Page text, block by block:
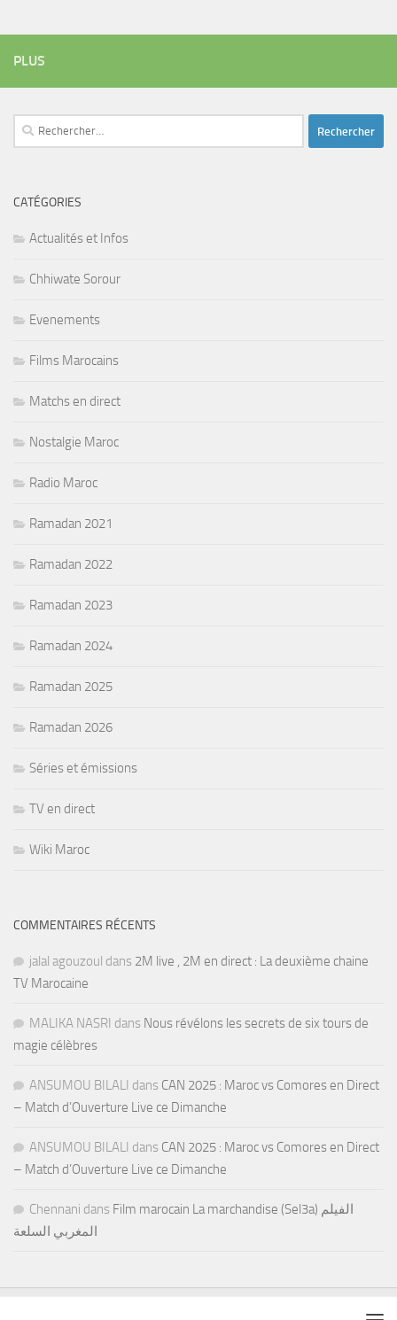
PLUS
Rechercher :
CATÉGORIES
Actualités et Infos
Chhiwate Sorour
Evenements
Films Marocains
Matchs en direct
Nostalgie Maroc
Radio Maroc
Ramadan 2021
Ramadan 2022
Ramadan 2023
Ramadan 2024
Ramadan 2025
Ramadan 2026
Séries et émissions
TV en direct
Wiki Maroc
COMMENTAIRES RÉCENTS
jalal agouzoul dans 2M live , 2M en direct : La deuxième chaine
TV Marocaine
MALIKA NASRI dans Nous révélons les secrets de six tours de
magie célèbres
ANSUMOU BILALI dans CAN 2025 : Maroc vs Comores en Direct
– Match d’Ouverture Live ce Dimanche
ANSUMOU BILALI dans CAN 2025 : Maroc vs Comores en Direct
– Match d’Ouverture Live ce Dimanche
Chennani dans Film marocain La marchandise (Sel3a) الفيلم
المغربي السلعة